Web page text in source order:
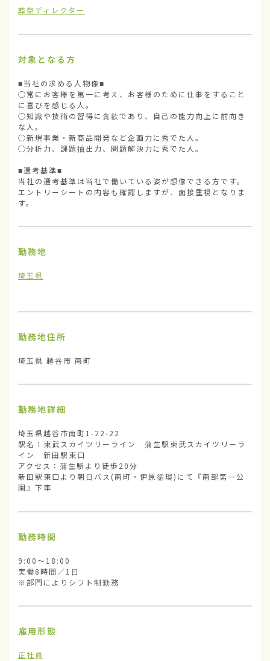
葬祭ディレクター
対象となる方
■当社の求める人物像■
○常にお客様を第一に考え、お客様のために仕事をすること
に喜びを感じる人。
○知識や技術の習得に貪欲であり、自己の能力向上に前向き
な人。
○新規事業・新商品開発など企画力に秀でた人。
○分析力、課題抽出力、問題解決力に秀でた人。
■選考基準■
当社の選考基準は当社で働いている姿が想像できる方です。
エントリーシートの内容も確認しますが、面接重視となりま
す。
勤務地
埼玉県
勤務地住所
埼玉県 越谷市 南町
勤務地詳細
埼玉県越谷市南町1-22-22
駅名：東武スカイツリーライン　蒲生駅東武スカイツリーラ
イン　新田駅東口
アクセス：蒲生駅より徒歩20分
新田駅東口より朝日バス(南町・伊原循環)にて『南部第一公
園』下車
勤務時間
9:00～18:00
実働8時間／1日
※部門によりシフト制勤務
雇用形態
正社員